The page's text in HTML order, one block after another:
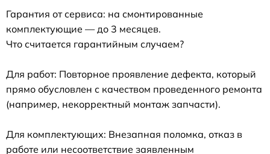
Гарантия от сервиса: на смонтированные
комплектующие — до 3 месяцев.
Что считается гарантийным случаем?
Для работ: Повторное проявление дефекта, который
прямо обусловлен с качеством проведенного ремонта
(например, некорректный монтаж запчасти).
Для комплектующих: Внезапная поломка, отказ в
работе или несоответствие заявленным